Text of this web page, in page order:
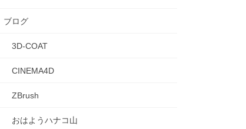
ブログ
3D-COAT
CINEMA4D
ZBrush
おはようハナコ山